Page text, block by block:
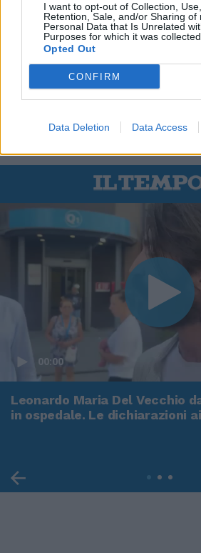
I want to opt-out of Collection, Use,
Retention, Sale, and/or Sharing of
Personal Data that Is Unrelated
Purposes for which it was collected.
Opted Out
CONFIRM
Data Deletion Data Access
00:00
Leonardo Maria Del Vecchio
in ospedale. Le dichiarazioni